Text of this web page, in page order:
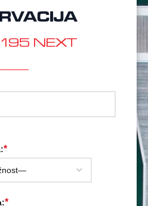
NEXT
*
*